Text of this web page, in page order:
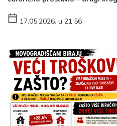
17.05.2026. u 21:56